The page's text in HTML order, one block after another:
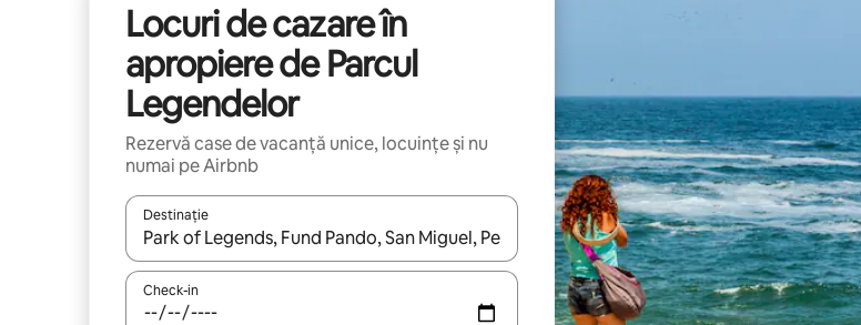
Locuri de cazare în
apropiere de Parcul
Legendelor
Rezervă case de vacanță unice, locuințe și nu
numai pe Airbnb
Destinație
Când se încarcă rezultatele, navighează folosind tastele săgeată în sus și în jos sau prin gesturi de
Check-in